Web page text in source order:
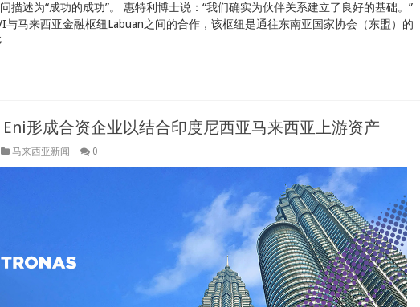
描述为“成功的成功”。 惠特利博士说：“我们确实为伙伴关系建立了良好的基础。”
与马来西亚金融枢纽Labuan之间的合作，该枢纽是通往东南亚国家协会（东盟）的
形成合资企业以结合印度尼西亚马来西亚上游资产
马来西亚新闻 0